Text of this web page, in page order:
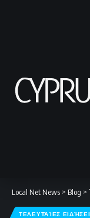
Local Net News > Blog >
ΤΕΛΕΥΤΑΊΕΣ